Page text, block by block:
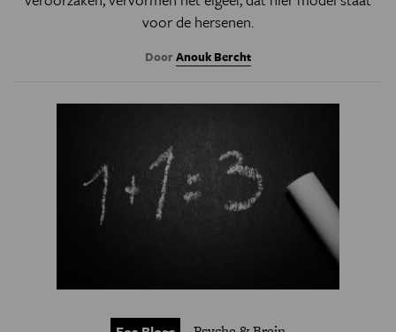
voor de hersenen.
DoorAnouk Bercht